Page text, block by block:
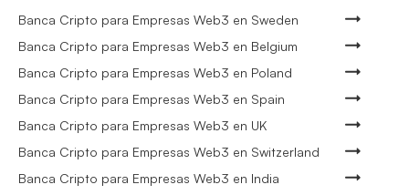
Banca Cripto para Empresas Web3 en Sweden
Banca Cripto para Empresas Web3 en Belgium
Banca Cripto para Empresas Web3 en Poland
Banca Cripto para Empresas Web3 en Spain
Banca Cripto para Empresas Web3 en UK
Banca Cripto para Empresas Web3 en Switzerland
Banca Cripto para Empresas Web3 en India